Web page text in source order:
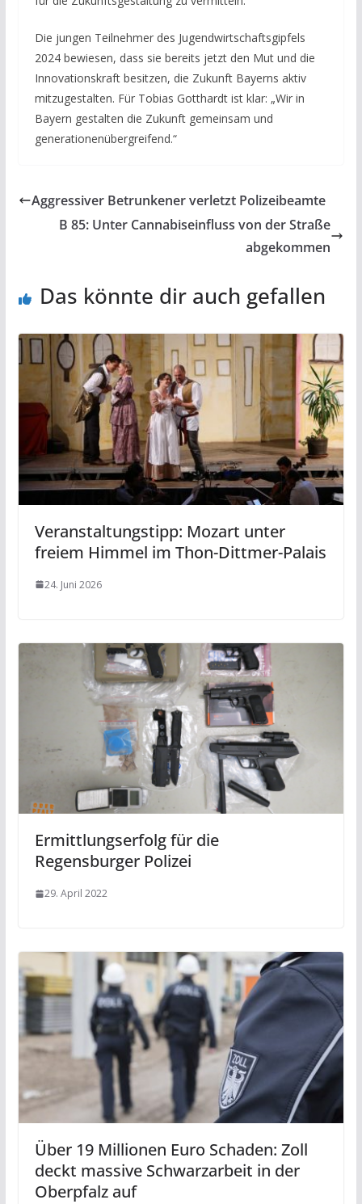
Die jungen Teilnehmer des Jugendwirtschaftsgipfels
2024 bewiesen, dass sie bereits jetzt den Mut und die
Innovationskraft besitzen, die Zukunft Bayerns aktiv
mitzugestalten. Für Tobias Gotthardt ist klar: „Wir in
Bayern gestalten die Zukunft gemeinsam und
generationenübergreifend.“
Aggressiver Betrunkener verletzt Polizeibeamte
B 85: Unter Cannabiseinfluss von der Straße
abgekommen
Das könnte dir auch gefallen
Veranstaltungstipp: Mozart unter
freiem Himmel im Thon-Dittmer-Palais
24. Juni 2026
Ermittlungserfolg für die
Regensburger Polizei
29. April 2022
Über 19 Millionen Euro Schaden: Zoll
deckt massive Schwarzarbeit in der
Oberpfalz auf